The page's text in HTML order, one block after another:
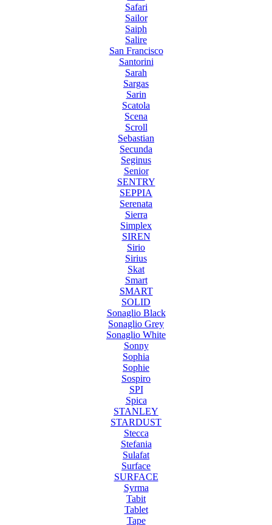
Safari
Sailor
Saiph
Salire
San Francisco
Santorini
Sarah
Sargas
Sarin
Scatola
Scena
Scroll
Sebastian
Secunda
Seginus
Senior
SENTRY
SEPPIA
Serenata
Sierra
Simplex
SIREN
Sirio
Sirius
Skat
Smart
SMART
SOLID
Sonaglio Black
Sonaglio Grey
Sonaglio White
Sonny
Sophia
Sophie
Sospiro
SPI
Spica
STANLEY
STARDUST
Stecca
Stefania
Sulafat
Surface
SURFACE
Syrma
Tabit
Tablet
Tape